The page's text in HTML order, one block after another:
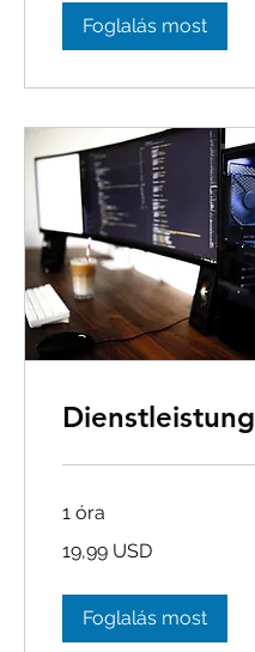
Foglalás most
Dienstleistung
1 óra
USA-
dollár
19,99 USD
Foglalás most